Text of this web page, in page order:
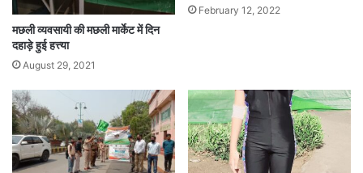
मछली व्यवसायी की मछली मार्केट में दिन
दहाड़े हुई हत्त्या
August 29, 2021
February 12, 2022